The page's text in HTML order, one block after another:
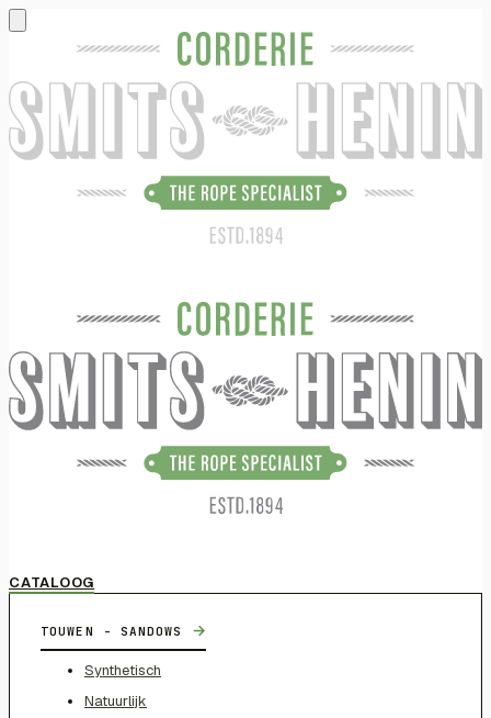
CATALOOG
TOUWEN - SANDOWS →
Synthetisch
Natuurlijk